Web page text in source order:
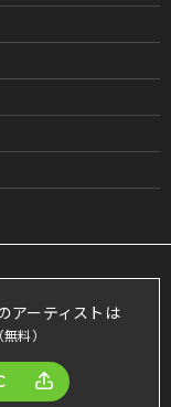
アーティストは
（無料）